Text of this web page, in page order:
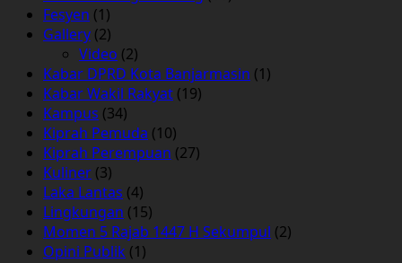
Fesyen (1)
Gallery (2)
Video (2)
Kabar DPRD Kota Banjarmasin (1)
Kabar Wakil Rakyat (19)
Kampus (34)
Kiprah Pemuda (10)
Kiprah Perempuan (27)
Kuliner (3)
Laka Lantas (4)
Lingkungan (15)
Momen 5 Rajab 1447 H Sekumpul (2)
Opini Publik (1)